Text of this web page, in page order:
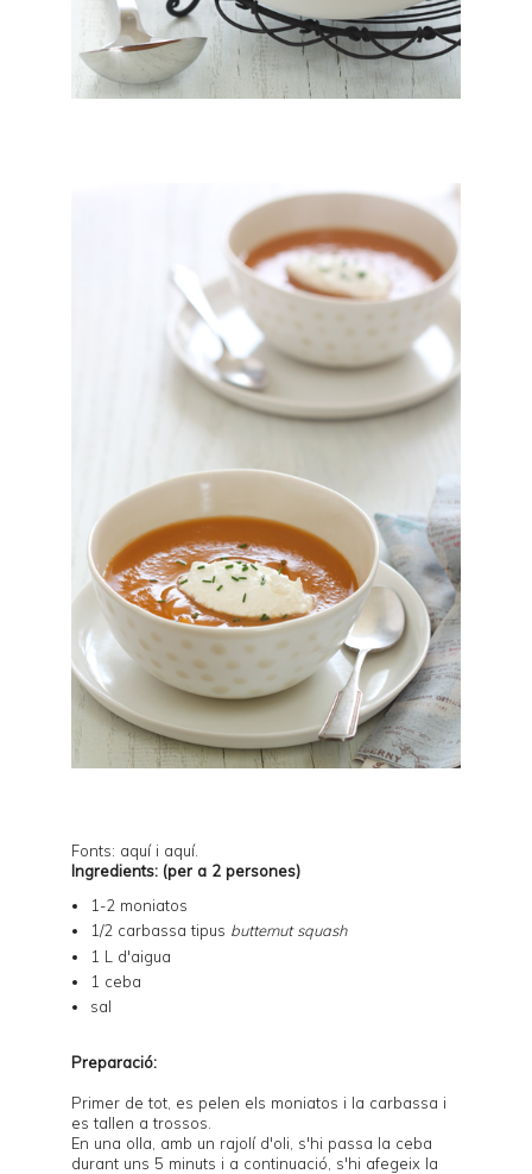
Fonts: aquíi aquí.
Ingredients: (per a 2 persones)
1-2 moniatos
1/2 carbassa tipus butternut squash
1 L d'aigua
1 ceba
sal
Preparació:
Primer de tot, es pelen els moniatos i la carbassa i
es tallen a trossos.
En una olla, amb un rajolí d'oli, s'hi passa la ceba
durant uns 5 minuts i a continuació, s'hi afegeix la